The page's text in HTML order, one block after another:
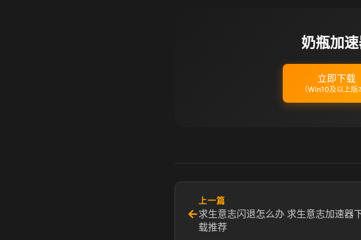
奶瓶加
立即下载
（Win10及以上版
←
上一篇
求生意志闪退怎么办 求生意志加速器
载推荐